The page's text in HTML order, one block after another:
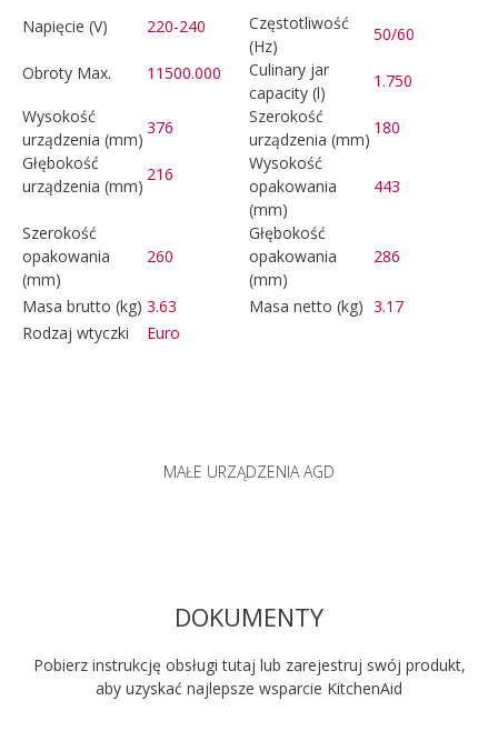
Napięcie (V) 220-240
Częstotliwość
(Hz)
50/60
Obroty Max.
11500.000
Culinary jar
capacity (l)
1.750
Wysokość
urządzenia (mm)
376
Szerokość
urządzenia (mm)
180
Głębokość
urządzenia (mm)
216
Wysokość
opakowania
(mm)
443
Szerokość
opakowania
(mm)
260
Głębokość
opakowania
(mm)
286
Masa brutto (kg) 3.63 Masa netto (kg) 3.17
Rodzaj wtyczki
Euro
MAŁE URZĄDZENIA AGD
DOKUMENTY
Pobierz instrukcję obsługi tutaj lub zarejestruj swój produkt,
aby uzyskać najlepsze wsparcie KitchenAid